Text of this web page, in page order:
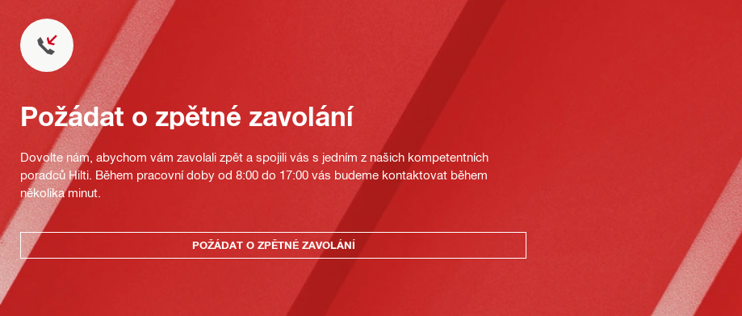
Požádat o zpětné zavolání
Dovolte nám, abychom vám zavolali zpět a spojili vás s jedním z našich kompetentních
poradců Hilti. Během pracovní doby od 8:00 do 17:00 vás budeme kontaktovat během
několika minut.
POŽÁDAT O ZPĚTNÉ ZAVOLÁNÍ